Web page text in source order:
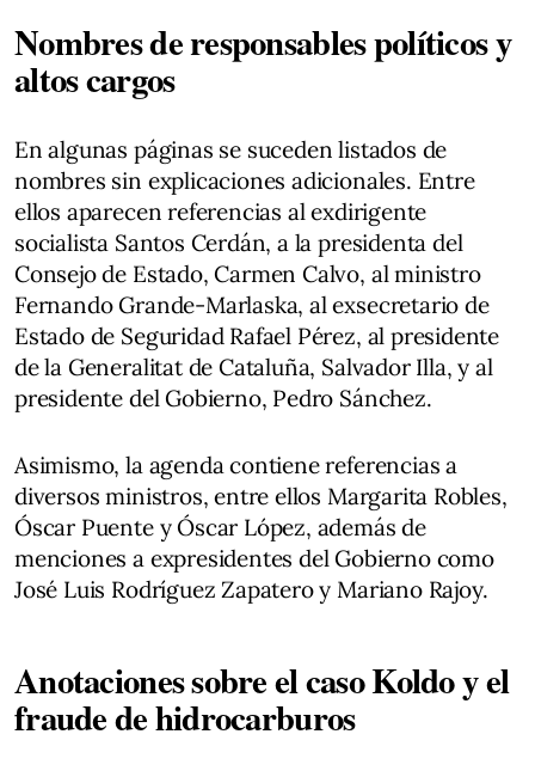
Nombres de responsables políticos y
altos cargos
En algunas páginas se suceden listados de
nombres sin explicaciones adicionales. Entre
ellos aparecen referencias al exdirigente
socialista Santos Cerdán, a la presidenta del
Consejo de Estado, Carmen Calvo, al ministro
Fernando Grande-Marlaska, al exsecretario de
Estado de Seguridad Rafael Pérez, al presidente
de la Generalitat de Cataluña, Salvador Illa, y al
presidente del Gobierno, Pedro Sánchez.
Asimismo, la agenda contiene referencias a
diversos ministros, entre ellos Margarita Robles,
Óscar Puente y Óscar López, además de
menciones a expresidentes del Gobierno como
José Luis Rodríguez Zapatero y Mariano Rajoy.
Anotaciones sobre el caso Koldo y el
fraude de hidrocarburos